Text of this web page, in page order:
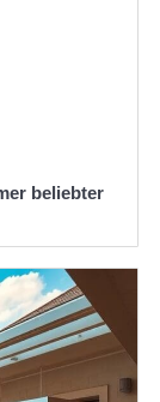
beliebter